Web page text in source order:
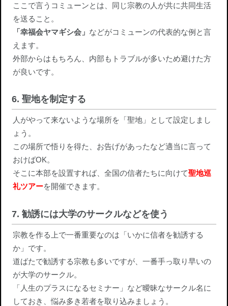
ここで言うコミューンとは、同じ宗教の人が共に共同生活
を送ること。
「幸福会ヤマギシ会」 などがコミューンの代表的な例と言
えます。
外部からはもちろん、内部もトラブルが多いため避けた方
が良いです。
6. 聖地を制定する
人がやって来ないような場所を「聖地」として設定しまし
ょう。
この場所で悟りを得た、お告げがあったなど適当に言って
おけばOK。
そこに本部を設置すれば、全国の信者たちに向けて聖地巡
礼ツアーを開催できます。
7. 勧誘には大学のサークルなどを使う
宗教を作る上で一番重要なのは「いかに信者を勧誘する
か」です。
道ばたで勧誘する宗教も多いですが、一番手っ取り早いの
が大学のサークル。
「人生のプラスになるセミナー」など曖昧なサークル名に
しておき、悩み多き若者を取り込みましょう。